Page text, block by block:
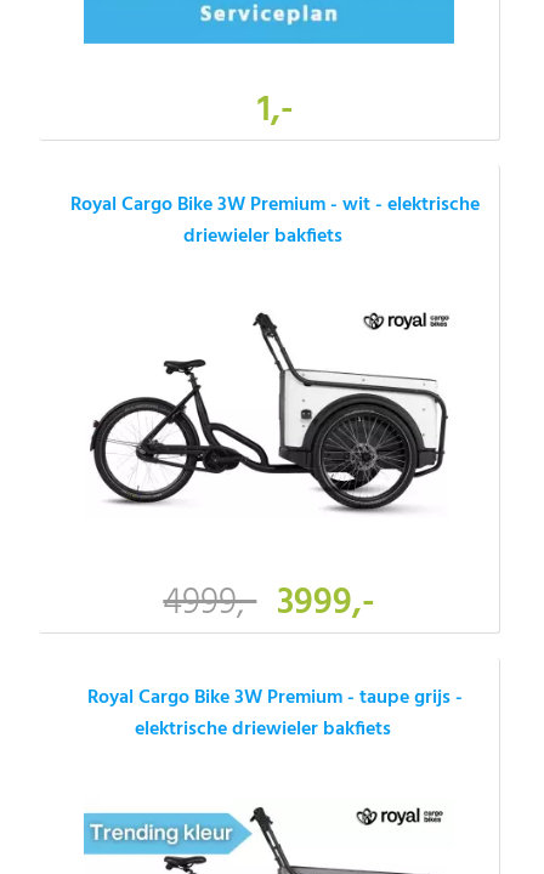
1,-
Royal Cargo Bike 3W Premium - wit - elektrische
driewieler bakfiets
4999,- 3999,-
Royal Cargo Bike 3W Premium - taupe grijs -
elektrische driewieler bakfiets